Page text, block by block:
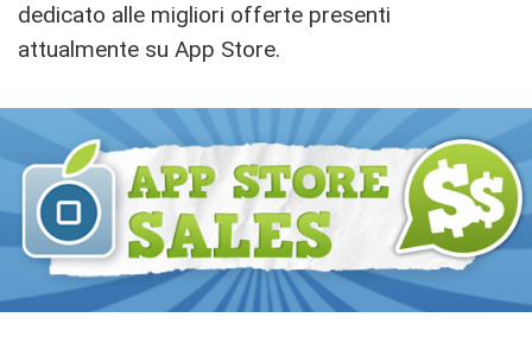
dedicato alle migliori offerte presenti
attualmente su App Store.